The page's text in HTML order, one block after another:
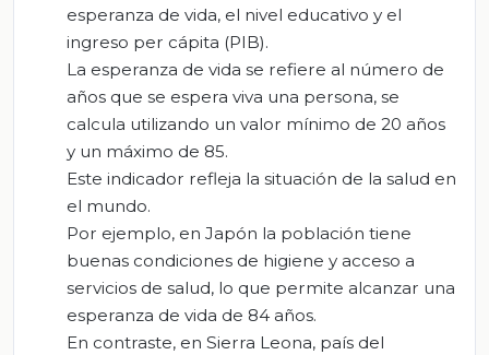
esperanza de vida, el nivel educativo y el
ingreso per cápita (PIB).
La esperanza de vida se refiere al número de
años que se espera viva una persona, se
calcula utilizando un valor mínimo de 20 años
y un máximo de 85.
Este indicador refleja la situación de la salud en
el mundo.
Por ejemplo, en Japón la población tiene
buenas condiciones de higiene y acceso a
servicios de salud, lo que permite alcanzar una
esperanza de vida de 84 años.
En contraste, en Sierra Leona, país del